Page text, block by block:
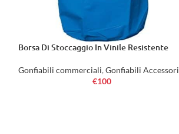
Borsa Di Stoccaggio In Vinile Resistente
Gonfiabili commerciali, Gonfiabili Accessori
€100